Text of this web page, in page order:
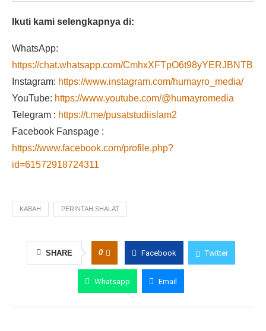
Ikuti kami selengkapnya di:
WhatsApp:
https://chat.whatsapp.com/CmhxXFTpO6t98yYERJBNTB
Instagram: https://www.instagram.com/humayro_media/
YouTube: https://www.youtube.com/@humayromedia
Telegram : https://t.me/pusatstudiislam2
Facebook Fanspage :
https://www.facebook.com/profile.php?
id=61572918724311
KABAH PERINTAH SHALAT
SHARE 0 Facebook Twitter
Whatsapp Email